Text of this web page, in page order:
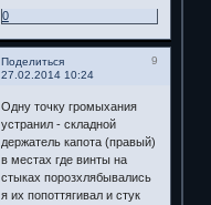
0
Поделиться
9
27.02.2014 10:24
Одну точку громыхания
устранил - складной
держатель капота (правый)
в местах где винты на
стыках порозхлябывались
я их попоттягивал и стук